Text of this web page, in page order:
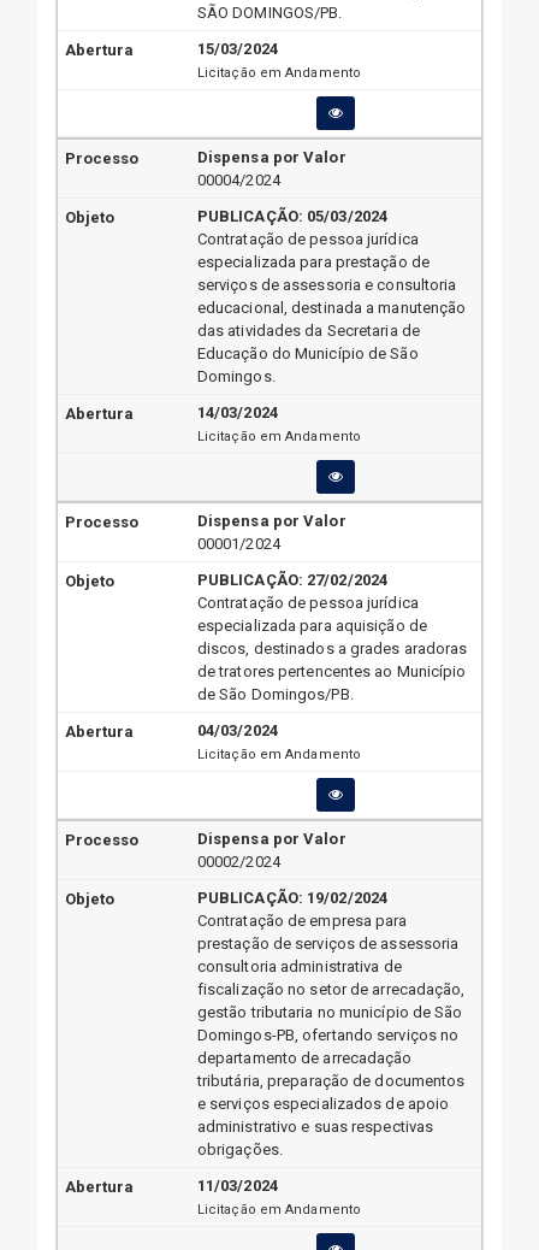
SÃO DOMINGOS/PB.
15/03/2024
Licitação em Andamento
Dispensa por Valor
00004/2024
PUBLICAÇÃO: 05/03/2024
Contratação de pessoa jurídica
especializada para prestação de
serviços de assessoria e consultoria
educacional, destinada a manutenção
das atividades da Secretaria de
Educação do Município de São
Domingos.
14/03/2024
Licitação em Andamento
Dispensa por Valor
00001/2024
PUBLICAÇÃO: 27/02/2024
Contratação de pessoa jurídica
especializada para aquisição de
discos, destinados a grades aradoras
de tratores pertencentes ao Município
de São Domingos/PB.
04/03/2024
Licitação em Andamento
Dispensa por Valor
00002/2024
PUBLICAÇÃO: 19/02/2024
Contratação de empresa para
prestação de serviços de assessoria
consultoria administrativa de
fiscalização no setor de arrecadação,
gestão tributaria no município de São
Domingos-PB, ofertando serviços no
departamento de arrecadação
tributária, preparação de documentos
e serviços especializados de apoio
administrativo e suas respectivas
obrigações.
11/03/2024
Licitação em Andamento